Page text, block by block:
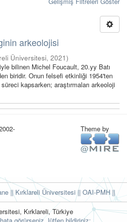
arkeolojisi
Üniversitesi, 2021)
bilinen Michel Foucault, 20.yy Batı
biridir. Onun felsefi etkinliği 1954'ten
süreci kapsarken; araştırmaları arkeoloji
Theme by
|| Kırklareli Üniversitesi || OAI-PMH ||
Kırklareli, Türkiye